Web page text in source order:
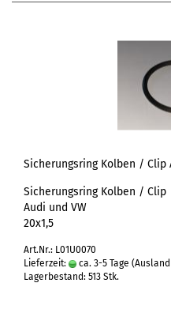
Sicherungsring Kolben / Clip
Sicherungsring Kolben / Clip
Audi und VW
20x1,5
Art.Nr.: L01U0070
Lieferzeit:
ca. 3-5 Tage
Lagerbestand: 513 Stk.